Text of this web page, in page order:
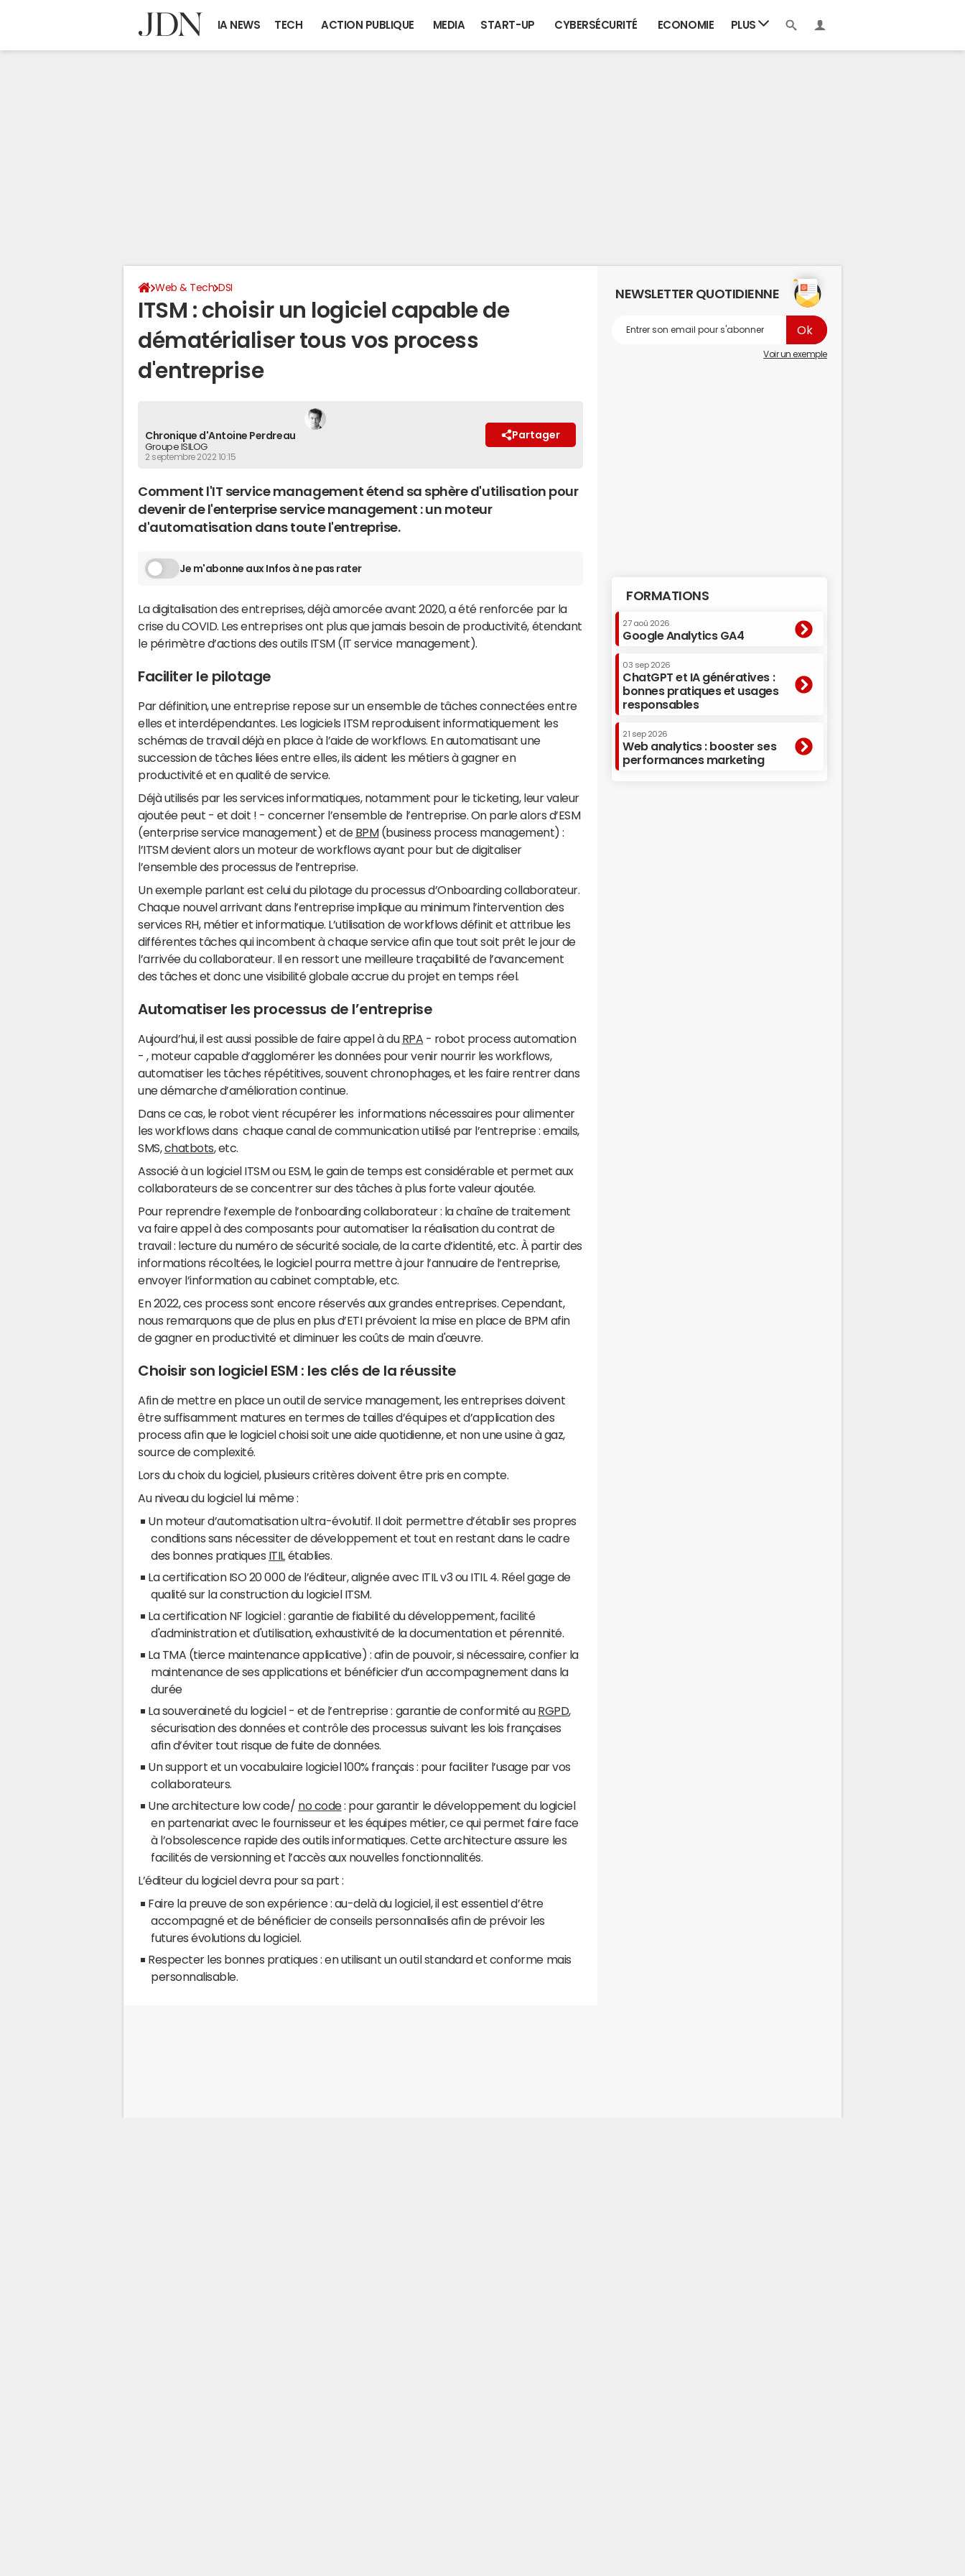
IA NEWS TECH ACTION PUBLIQUE MEDIA START-UP CYBERSÉCURITÉ ECONOMIE PLUS
Web & Tech DSI
ITSM : choisir un logiciel capable de
dématérialiser tous vos process
d'entreprise
Chronique d'Antoine Perdreau
Groupe ISILOG
2 septembre 2022 10:15
Partager
Comment l'IT service management étend sa sphère d'utilisation pour
devenir de l'enterprise service management : un moteur
d'automatisation dans toute l'entreprise.
Je m'abonne aux Infos à ne pas rater
La digitalisation des entreprises, déjà amorcée avant 2020, a été renforcée par la
crise du COVID. Les entreprises ont plus que jamais besoin de productivité, étendant
le périmètre d’actions des outils ITSM (IT service management).
Faciliter le pilotage
Par définition, une entreprise repose sur un ensemble de tâches connectées entre
elles et interdépendantes. Les logiciels ITSM reproduisent informatiquement les
schémas de travail déjà en place à l’aide de workflows. En automatisant une
succession de tâches liées entre elles, ils aident les métiers à gagner en
productivité et en qualité de service.
Déjà utilisés par les services informatiques, notamment pour le ticketing, leur valeur
ajoutée peut - et doit ! - concerner l’ensemble de l’entreprise. On parle alors d’ESM
(enterprise service management) et de BPM(business process management) :
l’ITSM devient alors un moteur de workflows ayant pour but de digitaliser
l’ensemble des processus de l’entreprise.
Un exemple parlant est celui du pilotage du processus d’Onboarding collaborateur.
Chaque nouvel arrivant dans l’entreprise implique au minimum l’intervention des
services RH, métier et informatique. L’utilisation de workflows définit et attribue les
différentes tâches qui incombent à chaque service afin que tout soit prêt le jour de
l’arrivée du collaborateur. Il en ressort une meilleure traçabilité de l’avancement
des tâches et donc une visibilité globale accrue du projet en temps réel.
Automatiser les processus de l’entreprise
Aujourd’hui, il est aussi possible de faire appel à du RPA - robot process automation
- , moteur capable d’agglomérer les données pour venir nourrir les workflows,
automatiser les tâches répétitives, souvent chronophages, et les faire rentrer dans
une démarche d’amélioration continue.
Dans ce cas, le robot vient récupérer les informations nécessaires pour alimenter
les workflows dans chaque canal de communication utilisé par l’entreprise : emails,
SMS,chatbots, etc.
Associé à un logiciel ITSM ou ESM, le gain de temps est considérable et permet aux
collaborateurs de se concentrer sur des tâches à plus forte valeur ajoutée.
Pour reprendre l’exemple de l’onboarding collaborateur : la chaîne de traitement
va faire appel à des composants pour automatiser la réalisation du contrat de
travail : lecture du numéro de sécurité sociale, de la carte d’identité, etc. À partir des
informations récoltées, le logiciel pourra mettre à jour l’annuaire de l’entreprise,
envoyer l’information au cabinet comptable, etc.
En 2022, ces process sont encore réservés aux grandes entreprises. Cependant,
nous remarquons que de plus en plus d’ETI prévoient la mise en place de BPM afin
de gagner en productivité et diminuer les coûts de main d'œuvre.
Choisir son logiciel ESM : les clés de la réussite
Afin de mettre en place un outil de service management, les entreprises doivent
être suffisamment matures en termes de tailles d’équipes et d’application des
process afin que le logiciel choisi soit une aide quotidienne, et non une usine à gaz,
source de complexité.
Lors du choix du logiciel, plusieurs critères doivent être pris en compte.
Au niveau du logiciel lui même :
Un moteur d’automatisation ultra-évolutif. Il doit permettre d’établir ses propres
conditions sans nécessiter de développement et tout en restant dans le cadre
des bonnes pratiques ITIL établies.
La certification ISO 20 000 de l’éditeur, alignée avec ITIL v3 ou ITIL 4. Réel gage de
qualité sur la construction du logiciel ITSM.
La certification NF logiciel : garantie de fiabilité du développement, facilité
d'administration et d'utilisation, exhaustivité de la documentation et pérennité.
La TMA (tierce maintenance applicative) : afin de pouvoir, si nécessaire, confier la
maintenance de ses applications et bénéficier d’un accompagnement dans la
durée
La souveraineté du logiciel - et de l’entreprise : garantie de conformité au RGPD,
sécurisation des données et contrôle des processus suivant les lois françaises
afin d’éviter tout risque de fuite de données.
Un support et un vocabulaire logiciel 100% français : pour faciliter l’usage par vos
collaborateurs.
Une architecture low code/ no code: pour garantir le développement du logiciel
en partenariat avec le fournisseur et les équipes métier, ce qui permet faire face
à l’obsolescence rapide des outils informatiques. Cette architecture assure les
facilités de versionning et l’accès aux nouvelles fonctionnalités.
L’éditeur du logiciel devra pour sa part :
Faire la preuve de son expérience : au-delà du logiciel, il est essentiel d’être
accompagné et de bénéficier de conseils personnalisés afin de prévoir les
futures évolutions du logiciel.
Respecter les bonnes pratiques : en utilisant un outil standard et conforme mais
personnalisable.
NEWSLETTER QUOTIDIENNE
Voir un exemple
FORMATIONS
27 aoû 2026
Google Analytics GA4
03 sep 2026
ChatGPT et IA génératives :
bonnes pratiques et usages
responsables
21 sep 2026
Web analytics : booster ses
performances marketing